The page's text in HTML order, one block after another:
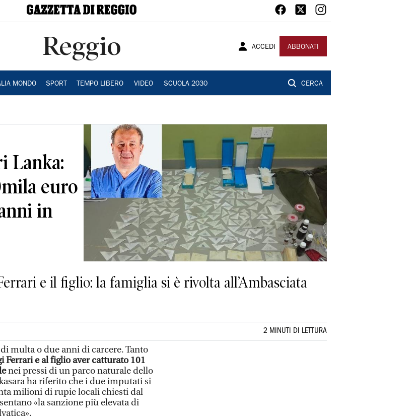
Reggio ACCEDI ABBONATI
MONDO SPORT TEMPO LIBERO VIDEO SCUOLA 2030 CERCA
Lanka:
euro
in
e il figlio: la famiglia si è rivolta all’Ambasciata
2 MINUTI DI LETTURA
multa o due anni di carcere. Tanto
Ferrari e al figlio aver catturato 101
nei pressi di un parco naturale dello
ha riferito che i due imputati si
milioni di rupie locali chiesti dal
«la sanzione più elevata di